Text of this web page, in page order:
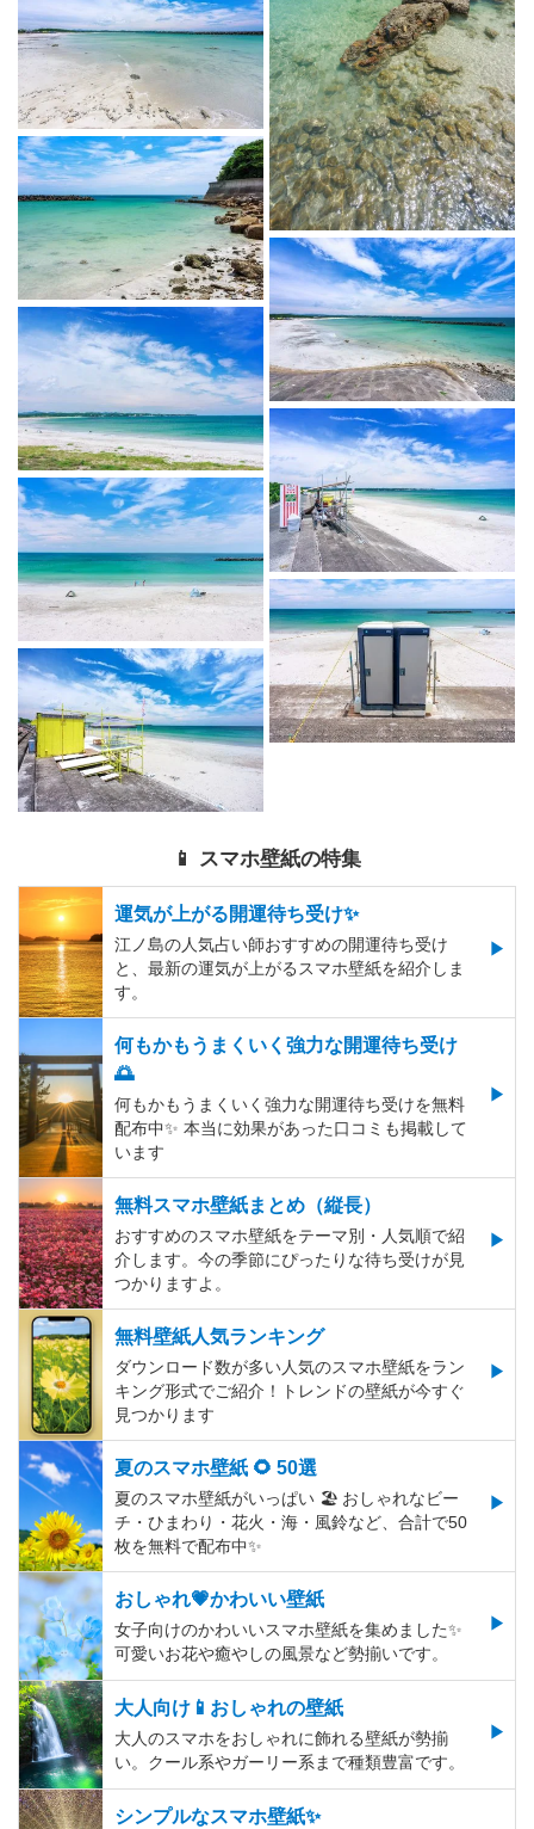
📱 スマホ壁紙の特集
運気が上がる開運待ち受け✨
江ノ島の人気占い師おすすめの開運待ち受け
と、最新の運気が上がるスマホ壁紙を紹介しま
す。
何もかもうまくいく強力な開運待ち受け
🌅
何もかもうまくいく強力な開運待ち受けを無料
配布中✨️ 本当に効果があった口コミも掲載して
います
無料スマホ壁紙まとめ（縦長）
おすすめのスマホ壁紙をテーマ別・人気順で紹
介します。今の季節にぴったりな待ち受けが見
つかりますよ。
無料壁紙人気ランキング
ダウンロード数が多い人気のスマホ壁紙をラン
キング形式でご紹介！トレンドの壁紙が今すぐ
見つかります
夏のスマホ壁紙 🌻 50選
夏のスマホ壁紙がいっぱい 🏖 おしゃれなビー
チ・ひまわり・花火・海・風鈴など、合計で50
枚を無料で配布中✨
おしゃれ💗かわいい壁紙
女子向けのかわいいスマホ壁紙を集めました✨
可愛いお花や癒やしの風景など勢揃いです。
大人向け📱おしゃれの壁紙
大人のスマホをおしゃれに飾れる壁紙が勢揃
い。クール系やガーリー系まで種類豊富です。
シンプルなスマホ壁紙✨